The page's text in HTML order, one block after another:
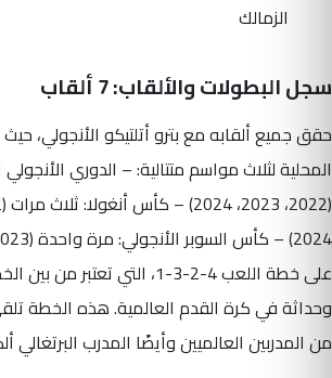
الزمالك
سجل البطولات والألقاب: 7 ألقاب
حقق جميع ألقابه مع بترو أتلتيكو الأنجولي،
المحلية لثلاث مواسم متتالية: – الدوري
على خطة اللعب 4-2-3-1، التي
وحداثة في كرة القدم العالمية. هذه الخطة
من المدربين العالميين وأيضًا المدرب البرتغالي